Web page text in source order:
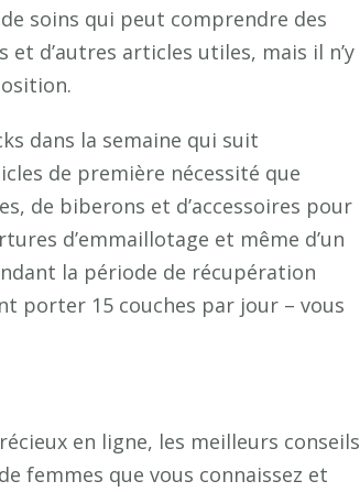
soins qui peut comprendre des
d’autres articles utiles, mais il n’y
dans la semaine qui suit
de première nécessité que
de biberons et d’accessoires pour
d’emmaillotage et même d’un
la période de récupération
porter 15 couches par jour – vous
en ligne, les meilleurs conseils
femmes que vous connaissez et